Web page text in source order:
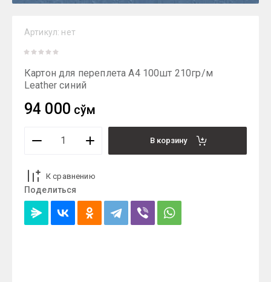
Артикул: нет
Картон для переплета А4 100шт 210гр/м
Leather синий
94 000 сўм
В корзину
К сравнению
Поделиться